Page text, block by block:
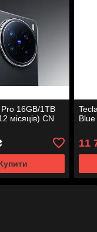
16GB/1TB
місяців) CN
Blue
11